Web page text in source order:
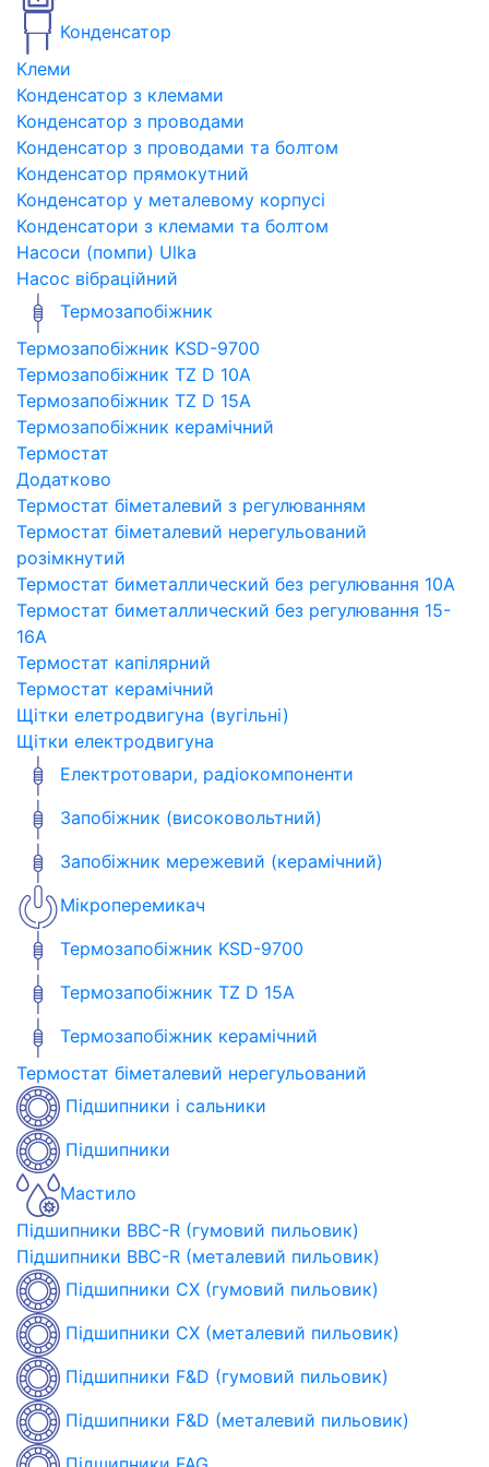
Конденсатор
Клеми
Конденсатор з клемами
Конденсатор з проводами
Конденсатор з проводами та болтом
Конденсатор прямокутний
Конденсатор у металевому корпусі
Конденсатори з клемами та болтом
Насоси (помпи) Ulka
Насос вібраційний
Термозапобіжник
Термозапобіжник KSD-9700
Термозапобіжник TZ D 10A
Термозапобіжник TZ D 15A
Термозапобіжник керамічний
Термостат
Додатково
Термостат біметалевий з регулюванням
Термостат біметалевий нерегульований
розімкнутий
Термостат биметаллический без регулювання 10A
Термостат биметаллический без регулювання 15-
16A
Термостат капілярний
Термостат керамічний
Щітки елетродвигуна (вугільні)
Щітки електродвигуна
Електротовари, радіокомпоненти
Запобіжник (високовольтний)
Запобіжник мережевий (керамічний)
Мікроперемикач
Термозапобіжник KSD-9700
Термозапобіжник TZ D 15A
Термозапобіжник керамічний
Термостат біметалевий нерегульований
Підшипники і сальники
Підшипники
Мастило
Підшипники BBC-R (гумовий пильовик)
Підшипники BBC-R (металевий пильовик)
Підшипники CX (гумовий пильовик)
Підшипники CX (металевий пильовик)
Підшипники F&D (гумовий пильовик)
Підшипники F&D (металевий пильовик)